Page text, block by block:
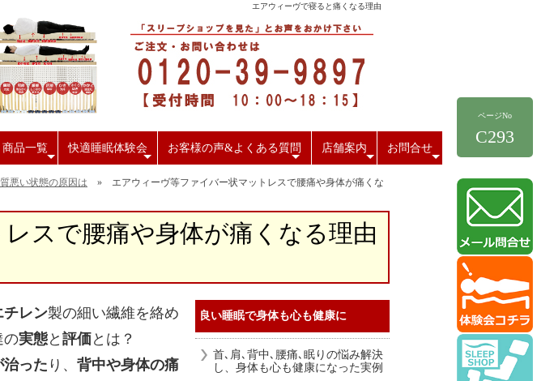
エアウィーヴで寝ると痛くなる理由
商品一覧 快適睡眠体験会 お客様の声&よくある質問 店舗案内 お問合せ
ページNo
C293
悪い状態の原因は » エアウィーヴ等ファイバー状マットレスで腰痛や身体が痛くな
スで腰痛や身体が痛くなる理由
チレン製の細い繊維を絡め
の実態と 評価とは？
治った り、 背中や身体の痛
良い睡眠で身体も心も健康に
首､肩､背中､腰痛､眠りの悩み解決
し、身体も心も健康になった実例